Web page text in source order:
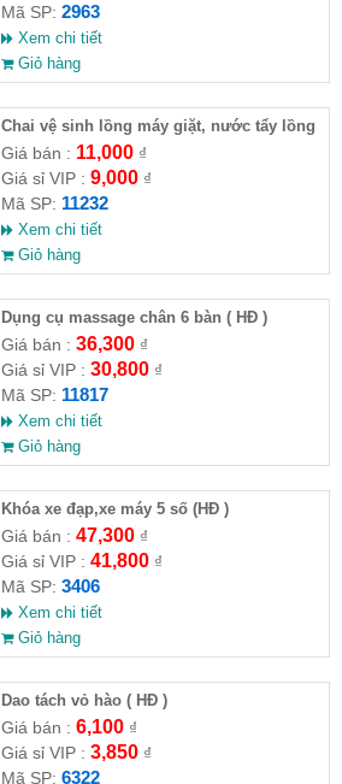
Mã SP: 2963
Xem chi tiết
Giỏ hàng
Chai vệ sinh lồng máy giặt, nước tẩy lồng
máy giặt CLEANING FLUID
Giá bán : 11,000₫
Giá sỉ VIP : 9,000₫
Mã SP: 11232
Xem chi tiết
Giỏ hàng
Dụng cụ massage chân 6 bàn ( HĐ )
Giá bán : 36,300₫
Giá sỉ VIP : 30,800₫
Mã SP: 11817
Xem chi tiết
Giỏ hàng
Khóa xe đạp,xe máy 5 số (HĐ )
Giá bán : 47,300₫
Giá sỉ VIP : 41,800₫
Mã SP: 3406
Xem chi tiết
Giỏ hàng
Dao tách vỏ hào ( HĐ )
Giá bán : 6,100₫
Giá sỉ VIP : 3,850₫
Mã SP: 6322